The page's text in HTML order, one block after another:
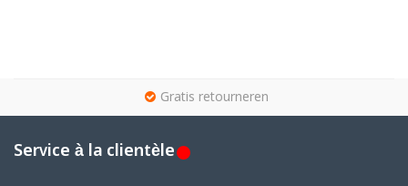
Gratis retourneren
Service à la clientèle